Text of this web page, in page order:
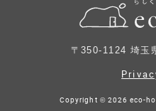
〒350-1124 埼玉
Copyright © 2026 eco-